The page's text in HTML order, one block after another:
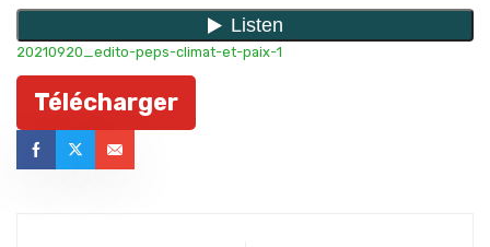
20210920_edito-peps-climat-et-paix-1
Télécharger